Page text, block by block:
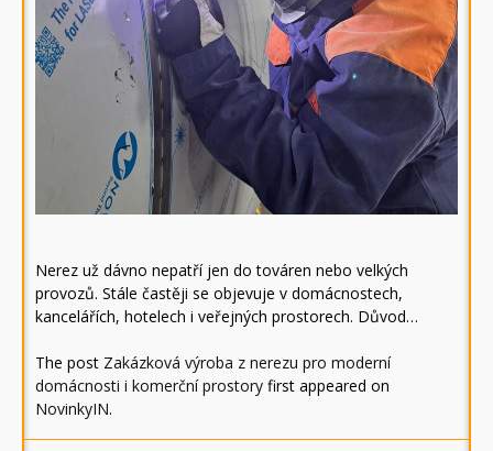
Nerez už dávno nepatří jen do továren nebo velkých
provozů. Stále častěji se objevuje v domácnostech,
kancelářích, hotelech i veřejných prostorech. Důvod…
The post Zakázková výroba z nerezu pro moderní
domácnosti i komerční prostory first appeared on
NovinkyIN.